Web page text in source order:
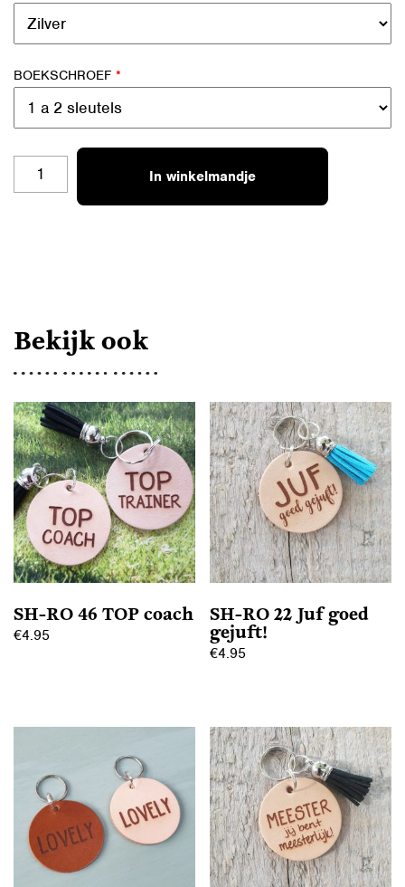
BOEKSCHROEF *
L25MM
PERSOONLIJKE
In winkelmandje
Bekijk ook
SH-RO 46 TOP coach
€4.95
Deze
optie
kan
gekozen
worden
SH-RO 22 Juf goed
gejuft!
€4.95
heeft
meerdere
variaties.
Deze
optie
kan
gekozen